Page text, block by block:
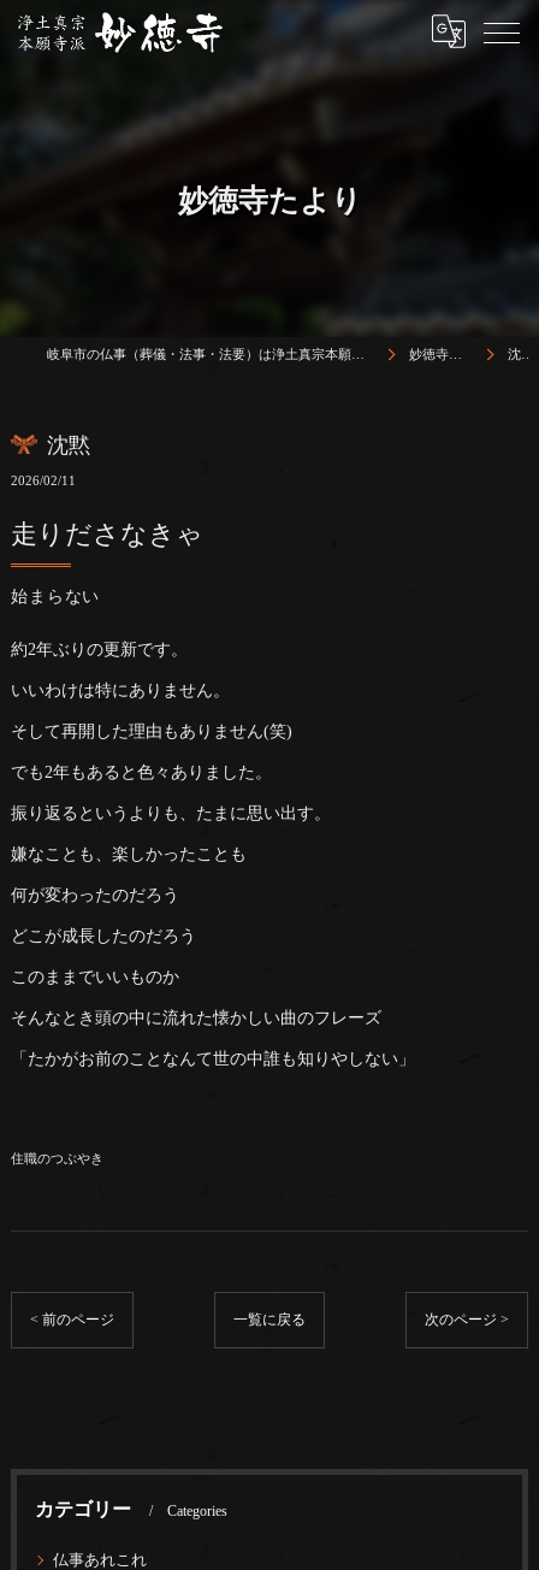
妙徳寺たより
岐阜市の仏事（葬儀・法事・法要）は浄土真宗本願寺派 志賀山 妙徳寺 妙徳寺たより 沈黙
沈黙
2026/02/11
始まらない
走りださなきゃ
約2年ぶりの更新です。
いいわけは特にありません。
そして再開した理由もありません(笑)
でも2年もあると色々ありました。
振り返るというよりも、たまに思い出す。
嫌なことも、楽しかったことも
何が変わったのだろう
どこが成長したのだろう
このままでいいものか
そんなとき頭の中に流れた懐かしい曲のフレーズ
「たかがお前のことなんて世の中誰も知りやしない」
住職のつぶやき
< 前のページ 一覧に戻る 次のページ >
カテゴリー Categories
仏事あれこれ